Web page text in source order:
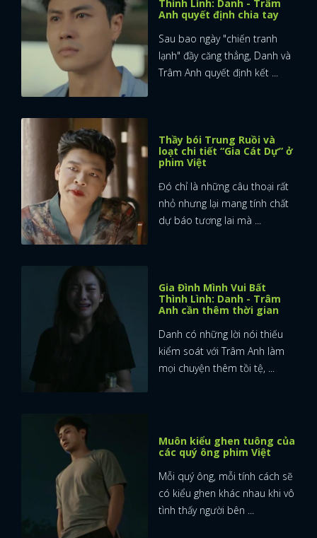
x
ĐĂNG NHẬP
FACEBOOK GOOGLE
Thình Lình: Danh - Trâm
Anh quyết định chia tay
Sau bao ngày "chiến tranh
lạnh" đầy căng thẳng, Danh và
Trâm Anh quyết định kết ...
Thầy bói Trung Ruồi và
loạt chi tiết “Gia Cát Dự” ở
phim Việt
Đó chỉ là những câu thoại rất
nhỏ nhưng lại mang tính chất
dự báo tương lai mà ...
Gia Đình Mình Vui Bất
Thình Lình: Danh - Trâm
Anh cần thêm thời gian
Danh có những lời nói thiếu
kiểm soát với Trâm Anh làm
mọi chuyện thêm tồi tệ, ...
Muôn kiểu ghen tuông của
các quý ông phim Việt
Mỗi quý ông, mỗi tính cách sẽ
có kiểu ghen khác nhau khi vô
tình thấy người bên ...